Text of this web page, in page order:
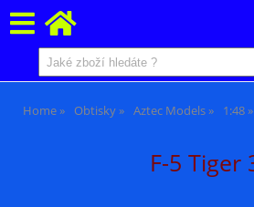
Home Obtisky Aztec Models 1:48
F-5 Tiger